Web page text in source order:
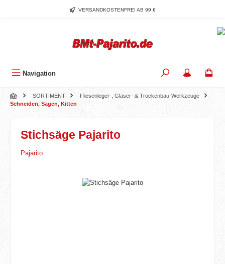
Zum Hauptinhalt springenVERSANDKOSTENFREI AB 99 €
Navigation
SORTIMENT
Fliesenleger-, Glaser- & Trockenbau-Werkzeuge
Schneiden, Sägen, Kitten
Stichsäge Pajarito
Pajarito
Bildergalerie überspringen